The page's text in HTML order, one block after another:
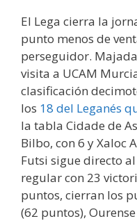
El Lega cierra la
punto menos de
perseguidor.
visita a UCAM
clasificación
los 18 del Leganés
la tabla Cidade de
Bilbo, con 6 y Xaloc
Futsi sigue directo
regular con 23
puntos, cierran los
(62 puntos),